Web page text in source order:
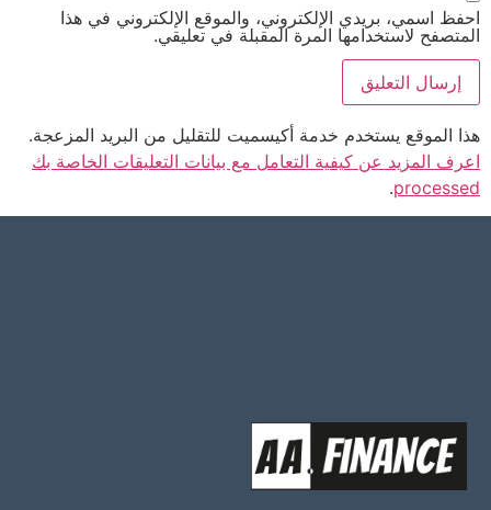
احفظ اسمي، بريدي الإلكتروني، والموقع الإلكتروني في هذا
المتصفح لاستخدامها المرة المقبلة في تعليقي.
هذا الموقع يستخدم خدمة أكيسميت للتقليل من البريد المزعجة.
اعرف المزيد عن كيفية التعامل مع بيانات التعليقات الخاصة بك
processed
.